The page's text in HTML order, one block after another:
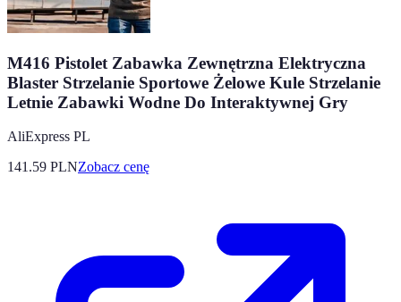
M416 Pistolet Zabawka Zewnętrzna Elektryczna
Blaster Strzelanie Sportowe Żelowe Kule Strzelanie
Letnie Zabawki Wodne Do Interaktywnej Gry
AliExpress PL
141.59 PLNZobacz cenę